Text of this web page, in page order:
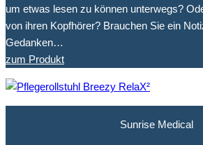
um etwas lesen zu können unterwegs?
von ihren Kopfhörer? Brauchen Sie ein
Gedanken…
zum Produkt
Sunrise Medical